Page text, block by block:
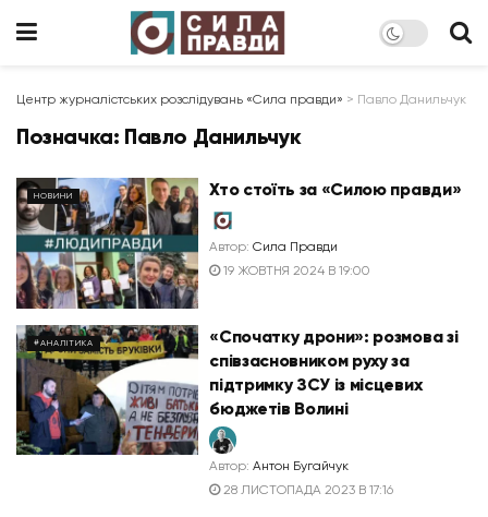
Центр журналістських розслідувань «Сила правди» > Павло Данильчук
Позначка: Павло Данильчук
НОВИНИ Хто стоїть за «Силою правди»
Автор: Сила Правди
19 ЖОВТНЯ 2024 В 19:00
#АНАЛІТИКА
«Спочатку дрони»: розмова зі
співзасновником руху за
підтримку ЗСУ із місцевих
бюджетів Волині
Автор: Антон Бугайчук
28 ЛИСТОПАДА 2023 В 17:16